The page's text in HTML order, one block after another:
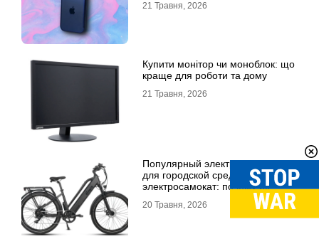
21 Травня, 2026
Купити монітор чи моноблок: що
краще для роботи та дому
21 Травня, 2026
Популярный электровелосипед
для городской среды и топовый
электросамокат: почему их
20 Травня, 2026